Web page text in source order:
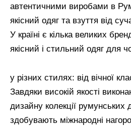
автентичними виробами в
якісний одяг та взуття від
У країні є кілька великих
якісний і стильний одяг для
у різних стилях: від вічної
Завдяки високій якості
дизайну колекції румунських
здобувають міжнародні